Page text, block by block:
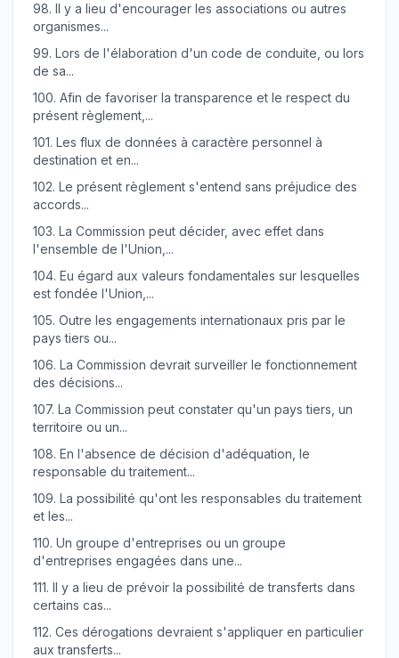
98. Il y a lieu d'encourager les associations ou autres
organismes...
99. Lors de l'élaboration d'un code de conduite, ou lors
de sa...
100. Afin de favoriser la transparence et le respect du
présent règlement,...
101. Les flux de données à caractère personnel à
destination et en...
102. Le présent règlement s'entend sans préjudice des
accords...
103. La Commission peut décider, avec effet dans
l'ensemble de l'Union,...
104. Eu égard aux valeurs fondamentales sur lesquelles
est fondée l'Union,...
105. Outre les engagements internationaux pris par le
pays tiers ou...
106. La Commission devrait surveiller le fonctionnement
des décisions...
107. La Commission peut constater qu'un pays tiers, un
territoire ou un...
108. En l'absence de décision d'adéquation, le
responsable du traitement...
109. La possibilité qu'ont les responsables du traitement
et les...
110. Un groupe d'entreprises ou un groupe
d'entreprises engagées dans une...
111. Il y a lieu de prévoir la possibilité de transferts dans
certains cas...
112. Ces dérogations devraient s'appliquer en particulier
aux transferts...